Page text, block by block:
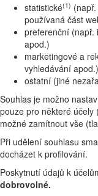
statistické(1)
používaná část
preferenční (např.
apod.)
marketingové a
vyhledávání apod.)
ostatní (jiné
Souhlas je možno
pouze pro některé
možné zamítnout vše
Při udělení souhlasu
docházet k profilování.
Poskytnutí údajů k
dobrovolné.